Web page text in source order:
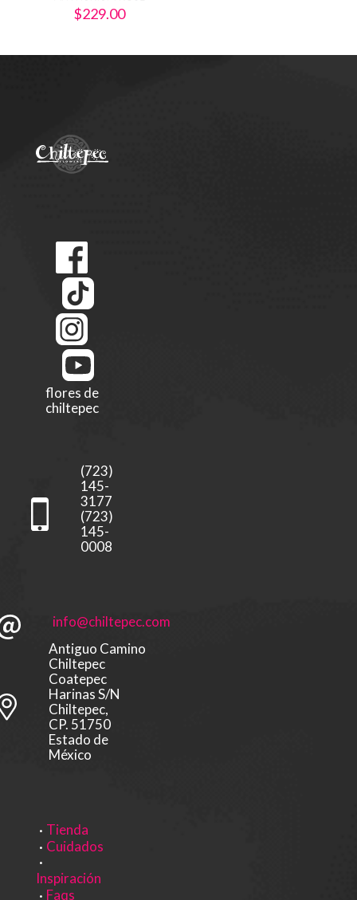
$229.00
flores de
chiltepec
(723)
145-
3177
(723)
145-
0008
info@chiltepec.com
Antiguo Camino
Chiltepec
Coatepec
Harinas S/N
Chiltepec,
CP. 51750
Estado de
México
Tienda
Cuidados
Inspiración
Faqs